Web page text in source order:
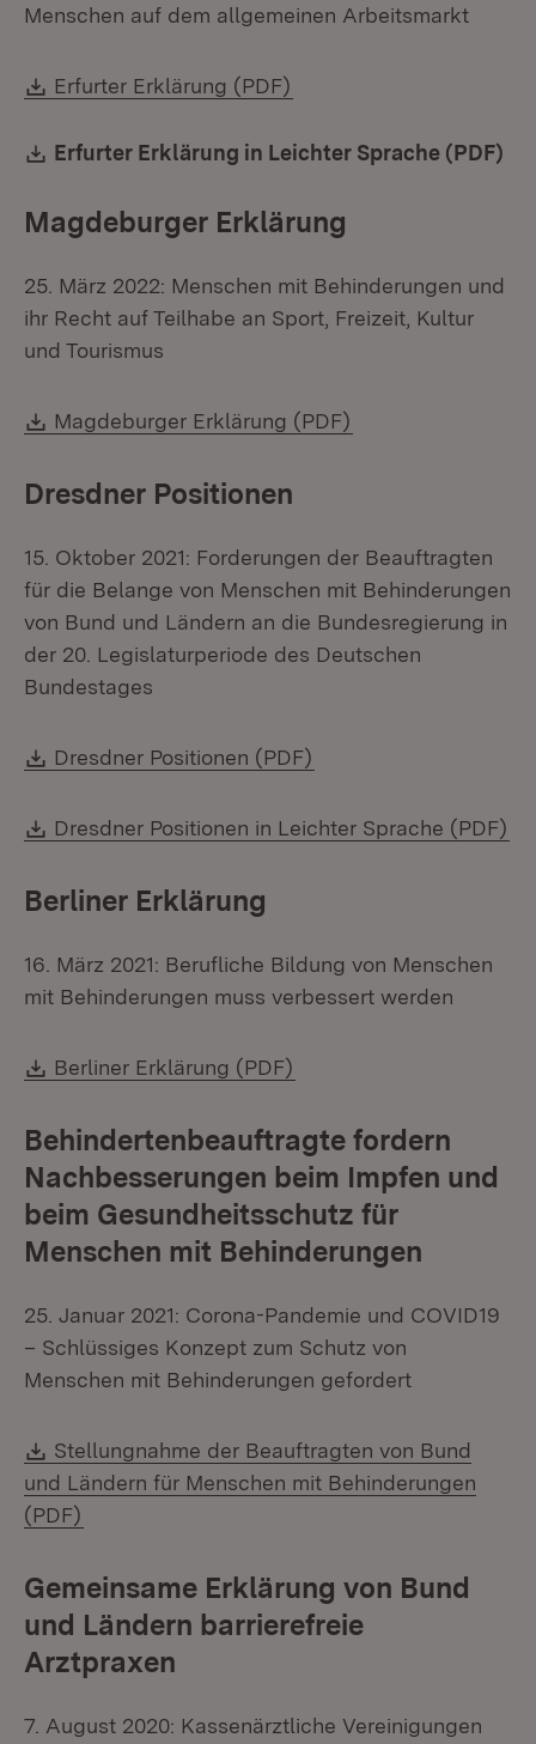
Menschen auf dem allgemeinen Arbeitsmarkt
Download:
Erfurter Erklärung (PDF)
Download:
Erfurter Erklärung in Leichter Sprache (PDF)
Magdeburger Erklärung
25. März 2022: Menschen mit Behinderungen und
ihr Recht auf Teilhabe an Sport, Freizeit, Kultur
und Tourismus
Download:
Magdeburger Erklärung (PDF)
Dresdner Positionen
15. Oktober 2021: Forderungen der Beauftragten
für die Belange von Menschen mit Behinderungen
von Bund und Ländern an die Bundesregierung in
der 20. Legislaturperiode des Deutschen
Bundestages
Download:
Dresdner Positionen (PDF)
Download:
Dresdner Positionen in Leichter Sprache (PDF)
Berliner Erklärung
16. März 2021: Berufliche Bildung von Menschen
mit Behinderungen muss verbessert werden
Download:
Berliner Erklärung (PDF)
Behindertenbeauftragte fordern
Nachbesserungen beim Impfen und
beim Gesundheitsschutz für
Menschen mit Behinderungen
25. Januar 2021: Corona-Pandemie und COVID19
– Schlüssiges Konzept zum Schutz von
Menschen mit Behinderungen gefordert
Download:
Stellungnahme der Beauftragten von Bund
und Ländern für Menschen mit Behinderungen
(PDF)
Gemeinsame Erklärung von Bund
und Ländern barrierefreie
Arztpraxen
7. August 2020: Kassenärztliche Vereinigungen